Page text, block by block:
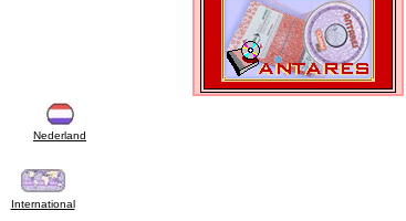
Nederland
International